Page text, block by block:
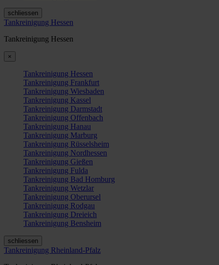
schliessen
Tankreinigung Hessen
Tankreinigung Hessen
×
Tankreinigung Hessen
Tankreinigung Frankfurt
Tankreinigung Wiesbaden
Tankreinigung Kassel
Tankreinigung Darmstadt
Tankreinigung Offenbach
Tankreinigung Hanau
Tankreinigung Marburg
Tankreinigung Rüsselsheim
Tankreinigung Nordhessen
Tankreinigung Gießen
Tankreinigung Fulda
Tankreinigung Bad Homburg
Tankreinigung Wetzlar
Tankreinigung Oberursel
Tankreinigung Rodgau
Tankreinigung Dreieich
Tankreinigung Bensheim
schliessen
Tankreinigung Rheinland-Pfalz